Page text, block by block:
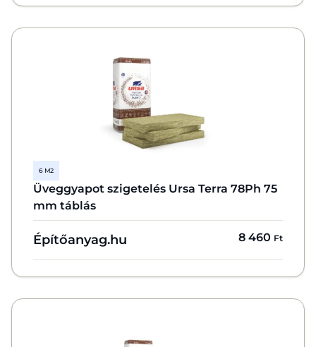
6 M2
Üveggyapot szigetelés Ursa Terra 78Ph 75
mm táblás
Építőanyag.hu 8 460 Ft